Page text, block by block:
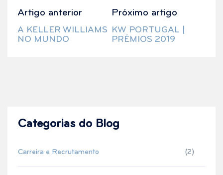
Artigo anterior
A KELLER WILLIAMS
NO MUNDO
Próximo artigo
KW PORTUGAL |
PRÉMIOS 2019
Categorias do Blog
Carreira e Recrutamento (2)